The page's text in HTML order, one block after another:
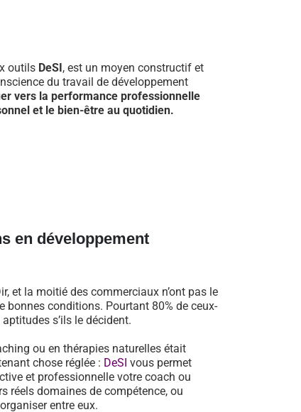
outils DeSI, est un moyen constructif et
du travail de développement
vers la performance professionnelle
et le bien-être au quotidien.
en développement
et la moitié des commerciaux n’ont pas le
bonnes conditions. Pourtant 80% de ceux-
s’ils le décident.
ou en thérapies naturelles était
chose réglée : DeSI vous permet
et professionnelle votre coach ou
réels domaines de compétence, ou
entre eux.